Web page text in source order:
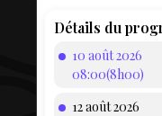
Détails du
10 août 2026
08:00(8h00)
12 août 2026